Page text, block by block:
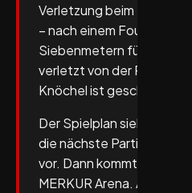
Verletzung beim Kapitän.
– nach einem Foul gegen
Siebenmetern führte – in
verletzt von der Platte
Knöchel ist geschwollen.
Der Spielplan sieht erst
die nächste Partie für
vor. Dann kommt der HC
MERKUR Arena. Anwurf ist